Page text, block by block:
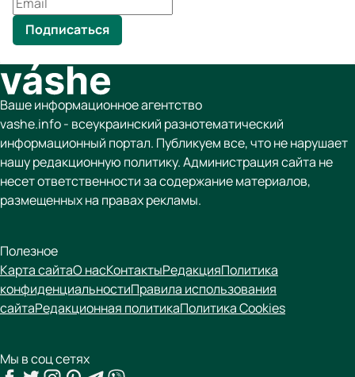
Подписаться
Ваше информационное агентство
vashe.info - всеукраинский разнотематический
информационный портал. Публикуем все, что не нарушает
нашу редакционную политику. Администрация сайта не
несет ответственности за содержание материалов,
размещенных на правах рекламы.
Полезное
Карта сайтаО насКонтактыРедакцияПолитика
конфиденциальностиПравила использования
сайтаРедакционная политикаПолитика Cookies
Мы в соц сетях